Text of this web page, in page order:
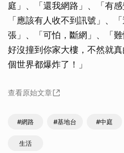
庭」、「還我網路」、「有感
「應該有人收不到訊號」、
張」、「可怕，斷網」、「
好沒撞到你家大樓，不然就
個世界都爆炸了！」
查看原始文章
#網路 #基地台 #中庭
生活